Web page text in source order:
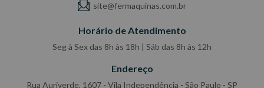
site@fermaquinas.com.br
Horário de Atendimento
Seg à Sex das 8h às 18h | Sáb das 8h às 12h
Endereço
Rua Auriverde, 1607 - Vila Independência - São Paulo - SP